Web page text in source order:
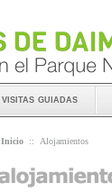
visitas guiadas
Inicio :: Alojamientos